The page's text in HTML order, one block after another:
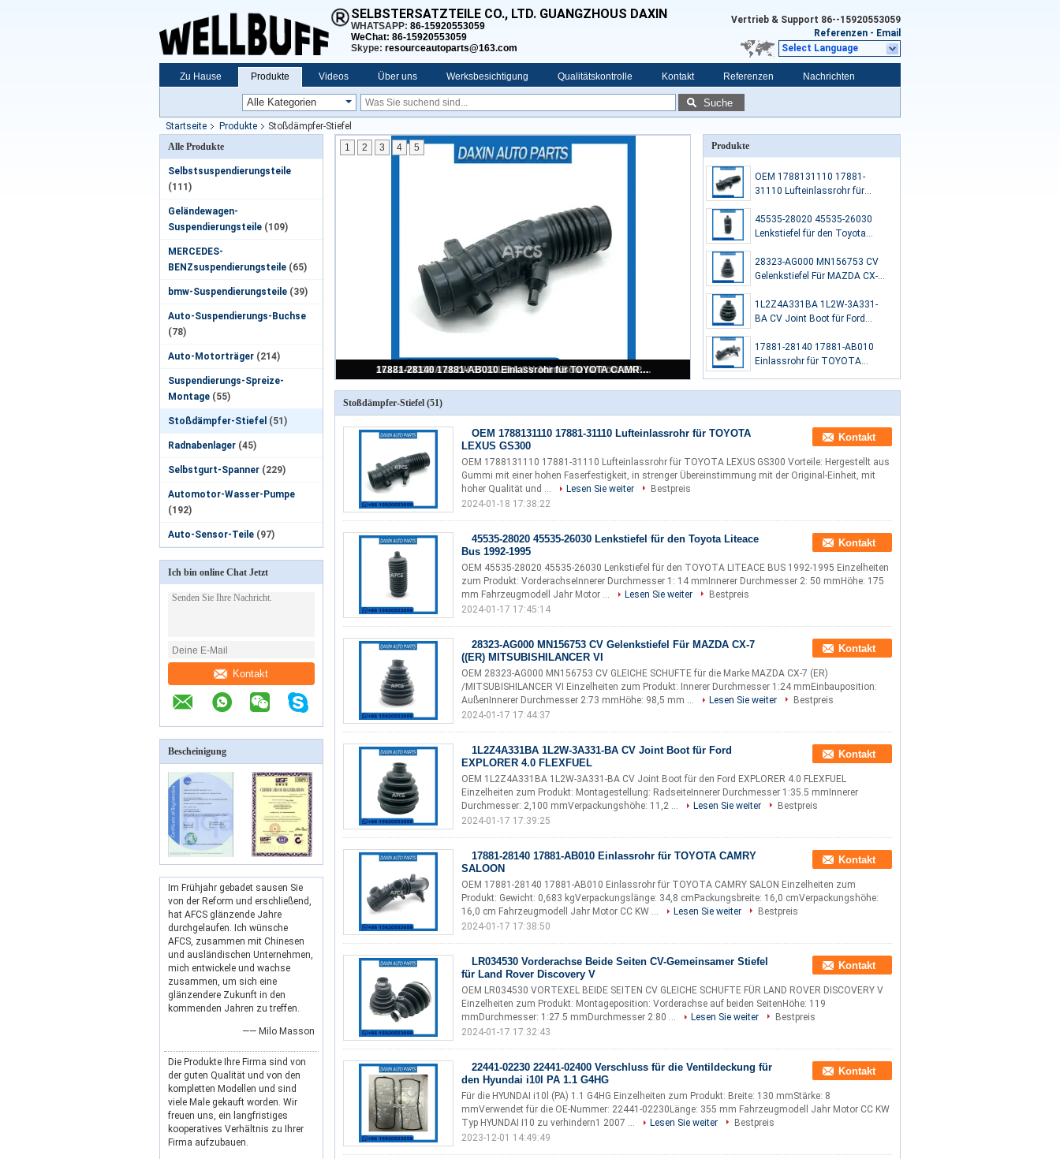
SELBSTERSATZTEILE CO., LTD. GUANGZHOUS DAXIN
WHATSAPP: 86-15920553059
WeChat: 86-15920553059
Skype: resourceautoparts@163.com
Vertrieb & Support 86--15920553059
Referenzen - Email
Select Language
Zu Hause Produkte Videos Über uns Werksbesichtigung Qualitätskontrolle Kontakt Referenzen Nachrichten
Suche
Startseite Produkte
Stoßdämpfer-Stiefel
Alle Produkte
Selbstsuspendierungsteile
(111)
Geländewagen-
Suspendierungsteile (109)
MERCEDES-
BENZsuspendierungsteile (65)
bmw-Suspendierungsteile (39)
Auto-Suspendierungs-Buchse
(78)
Auto-Motorträger (214)
Suspendierungs-Spreize-
Montage (55)
Stoßdämpfer-Stiefel (51)
Radnabenlager (45)
Selbstgurt-Spanner (229)
Automotor-Wasser-Pumpe
(192)
Auto-Sensor-Teile (97)
Ich bin online Chat Jetzt
Kontakt
Bescheinigung
Im Frühjahr gebadet sausen Sie
von der Reform und erschließend,
hat AFCS glänzende Jahre
durchgelaufen. Ich wünsche
AFCS, zusammen mit Chinesen
und ausländischen Unternehmen,
mich entwickele und wachse
zusammen, um sich eine
glänzendere Zukunft in den
kommenden Jahren zu treffen.
—— Milo Masson
Die Produkte Ihre Firma sind von
der guten Qualität und von den
kompletten Modellen und sind
viele Male gekauft worden. Wir
freuen uns, ein langfristiges
kooperatives Verhältnis zu Ihrer
Firma aufzubauen.
OEM 1788131110 17881-31110 Lufteinlassrohr für TOYOTA LEXUS GS300
1 2 3 4 5 Produkte
OEM 1788131110 17881-
31110 Lufteinlassrohr für
45535-28020 45535-26030
Lenkstiefel für den Toyota
28323-AG000 MN156753 CV
Gelenkstiefel Für MAZDA CX-7
1L2Z4A331BA 1L2W-3A331-
BA CV Joint Boot für Ford
17881-28140 17881-AB010
Einlassrohr für TOYOTA
Stoßdämpfer-Stiefel (51)
OEM 1788131110 17881-31110 Lufteinlassrohr für TOYOTA
LEXUS GS300
Kontakt
OEM 1788131110 17881-31110 Lufteinlassrohr für TOYOTA LEXUS GS300 Vorteile: Hergestellt aus
Gummi mit einer hohen Faserfestigkeit, in strenger Übereinstimmung mit der Original-Einheit, mit
hoher Qualität und ...
Lesen Sie weiter
Bestpreis
2024-01-18 17:38:22
45535-28020 45535-26030 Lenkstiefel für den Toyota Liteace
Bus 1992-1995
Kontakt
OEM 45535-28020 45535-26030 Lenkstiefel für den TOYOTA LITEACE BUS 1992-1995 Einzelheiten
zum Produkt: VorderachseInnerer Durchmesser 1: 14 mmInnerer Durchmesser 2: 50 mmHöhe: 175
mm Fahrzeugmodell Jahr Motor ...
Lesen Sie weiter
Bestpreis
2024-01-17 17:45:14
28323-AG000 MN156753 CV Gelenkstiefel Für MAZDA CX-7
((ER) MITSUBISHILANCER VI
Kontakt
OEM 28323-AG000 MN156753 CV GLEICHE SCHUFTE für die Marke MAZDA CX-7 (ER)
/MITSUBISHILANCER VI Einzelheiten zum Produkt: Innerer Durchmesser 1:24 mmEinbauposition:
AußenInnerer Durchmesser 2:73 mmHöhe: 98,5 mm ...
Lesen Sie weiter
Bestpreis
2024-01-17 17:44:37
1L2Z4A331BA 1L2W-3A331-BA CV Joint Boot für Ford
EXPLORER 4.0 FLEXFUEL
Kontakt
OEM 1L2Z4A331BA 1L2W-3A331-BA CV Joint Boot für den Ford EXPLORER 4.0 FLEXFUEL
Einzelheiten zum Produkt: Montagestellung: RadseiteInnerer Durchmesser 1:35.5 mmInnerer
Durchmesser: 2,100 mmVerpackungshöhe: 11,2 ...
Lesen Sie weiter
Bestpreis
2024-01-17 17:39:25
17881-28140 17881-AB010 Einlassrohr für TOYOTA CAMRY
SALOON
Kontakt
OEM 17881-28140 17881-AB010 Einlassrohr für TOYOTA CAMRY SALON Einzelheiten zum
Produkt: Gewicht: 0,683 kgVerpackungslänge: 34,8 cmPackungsbreite: 16,0 cmVerpackungshöhe:
16,0 cm Fahrzeugmodell Jahr Motor CC KW ...
Lesen Sie weiter
Bestpreis
2024-01-17 17:38:50
LR034530 Vorderachse Beide Seiten CV-Gemeinsamer Stiefel
für Land Rover Discovery V
Kontakt
OEM LR034530 VORTEXEL BEIDE SEITEN CV GLEICHE SCHUFTE FÜR LAND ROVER DISCOVERY V
Einzelheiten zum Produkt: Montageposition: Vorderachse auf beiden SeitenHöhe: 119
mmDurchmesser: 1:27.5 mmDurchmesser 2:80 ...
Lesen Sie weiter
Bestpreis
2024-01-17 17:32:43
22441-02230 22441-02400 Verschluss für die Ventildeckung für
den Hyundai i10l PA 1.1 G4HG
Kontakt
Für die HYUNDAI i10l (PA) 1.1 G4HG Einzelheiten zum Produkt: Breite: 130 mmStärke: 8
mmVerwendet für die OE-Nummer: 22441-02230Länge: 355 mm Fahrzeugmodell Jahr Motor CC KW
Typ HYUNDAI I10 zu verhindern1 2007 ...
Lesen Sie weiter
Bestpreis
2023-12-01 14:49:49